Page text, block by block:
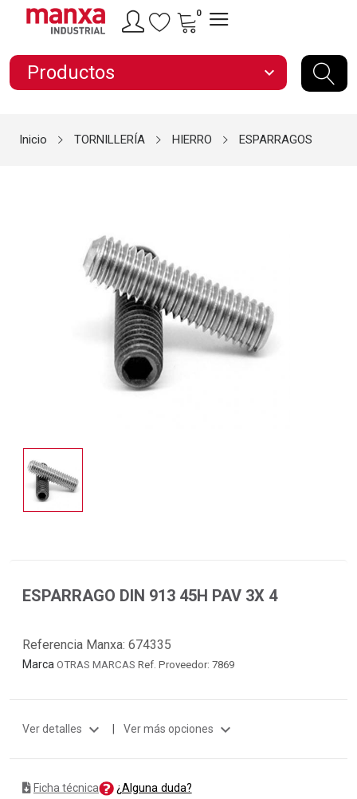
0
Productos expand_more
Inicio TORNILLERÍA HIERRO ESPARRAGOS
ESPARRAGO DIN 913 45H PAV 3X 4
Referencia Manxa: 674335
Marca OTRAS MARCAS Ref. Proveedor: 7869
Ver detalles expand_more | Ver más opciones expand_more
Ficha técnica ¿Alguna duda?